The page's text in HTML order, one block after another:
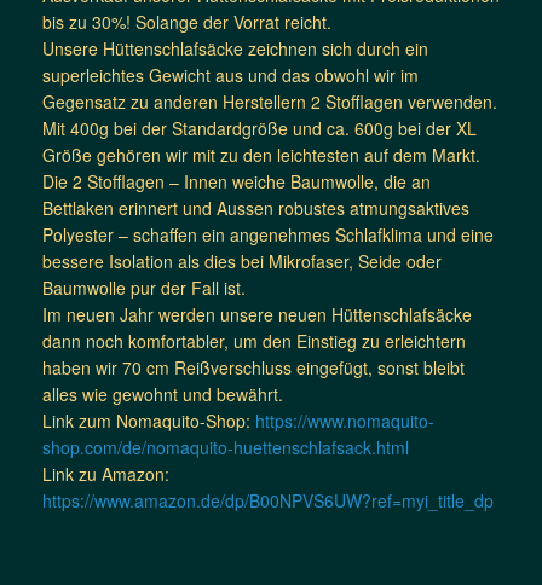
bis zu 30%! Solange der Vorrat reicht.
Unsere Hüttenschlafsäcke zeichnen sich durch ein
superleichtes Gewicht aus und das obwohl wir im
Gegensatz zu anderen Herstellern 2 Stofflagen verwenden.
Mit 400g bei der Standardgröße und ca. 600g bei der XL
Größe gehören wir mit zu den leichtesten auf dem Markt.
Die 2 Stofflagen – Innen weiche Baumwolle, die an
Bettlaken erinnert und Aussen robustes atmungsaktives
Polyester – schaffen ein angenehmes Schlafklima und eine
bessere Isolation als dies bei Mikrofaser, Seide oder
Baumwolle pur der Fall ist.
Im neuen Jahr werden unsere neuen Hüttenschlafsäcke
dann noch komfortabler, um den Einstieg zu erleichtern
haben wir 70 cm Reißverschluss eingefügt, sonst bleibt
alles wie gewohnt und bewährt.
Link zum Nomaquito-Shop: https://www.nomaquito-
shop.com/de/nomaquito-huettenschlafsack.html
Link zu Amazon:
https://www.amazon.de/dp/B00NPVS6UW?ref=myi_title_dp